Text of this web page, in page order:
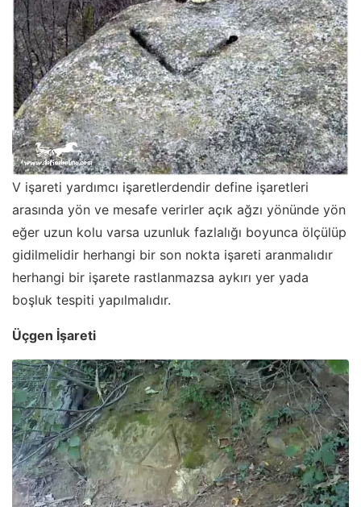
V işareti yardımcı işaretlerdendir define işaretleri
arasında yön ve mesafe verirler açık ağzı yönünde yön
eğer uzun kolu varsa uzunluk fazlalığı boyunca ölçülüp
gidilmelidir herhangi bir son nokta işareti aranmalıdır
herhangi bir işarete rastlanmazsa aykırı yer yada
boşluk tespiti yapılmalıdır.
Üçgen İşareti